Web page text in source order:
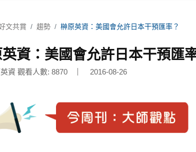
文共賞 趨勢 榊原英資：美國會允許日本干預匯率？
資：美國會允許日本干預匯
資 觀看人數: 8870 2016-08-26